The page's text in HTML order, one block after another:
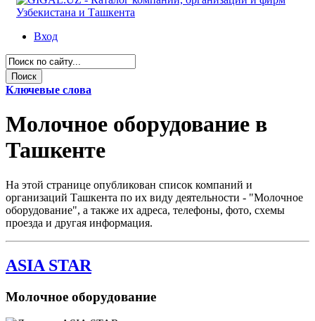
Вход
Ключевые слова
Молочное оборудование в
Ташкенте
На этой странице опубликован список компаний и
организаций Ташкента по их виду деятельности - "Молочное
оборудование", а также их адреса, телефоны, фото, схемы
проезда и другая информация.
ASIA STAR
Молочное оборудование